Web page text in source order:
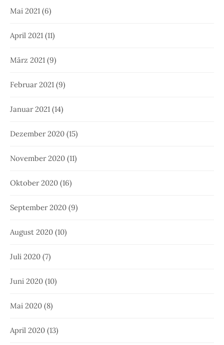
Mai 2021 (6)
April 2021 (11)
März 2021 (9)
Februar 2021 (9)
Januar 2021 (14)
Dezember 2020 (15)
November 2020 (11)
Oktober 2020 (16)
September 2020 (9)
August 2020 (10)
Juli 2020 (7)
Juni 2020 (10)
Mai 2020 (8)
April 2020 (13)